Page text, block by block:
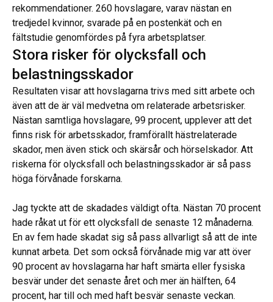
rekommendationer. 260 hovslagare, varav nästan en
tredjedel kvinnor, svarade på en postenkät och en
fältstudie genomfördes på fyra arbetsplatser.
Stora risker för olycksfall och
belastningsskador
Resultaten visar att hovslagarna trivs med sitt arbete och
även att de är väl medvetna om relaterade arbetsrisker.
Nästan samtliga hovslagare, 99 procent, upplever att det
finns risk för arbetsskador, framförallt hästrelaterade
skador, men även stick och skärsår och hörselskador. Att
riskerna för olycksfall och belastningsskador är så pass
höga förvånade forskarna.
Jag tyckte att de skadades väldigt ofta. Nästan 70 procent
hade råkat ut för ett olycksfall de senaste 12 månaderna.
En av fem hade skadat sig så pass allvarligt så att de inte
kunnat arbeta. Det som också förvånade mig var att över
90 procent av hovslagarna har haft smärta eller fysiska
besvär under det senaste året och mer än hälften, 64
procent, har till och med haft besvär senaste veckan.